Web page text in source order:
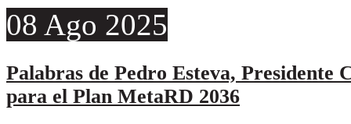
08 Ago 2025
Palabras de Pedro Esteva, Presidente
para el Plan MetaRD 2036